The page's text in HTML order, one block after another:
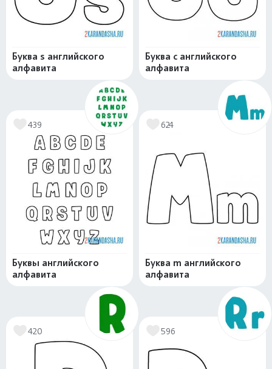
Буква s английского
алфавита
Буква c английского
алфавита
439
Буквы английского
алфавита
624
Буква m английского
алфавита
420 596